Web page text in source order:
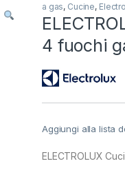
a gas, Cucine,
4 fuochi
Aggiungi alla lista
ELECTROLUX